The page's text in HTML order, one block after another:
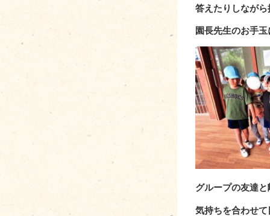
答えたりしなが
園長先生のお手
グループの友達
気持ちを合わせ